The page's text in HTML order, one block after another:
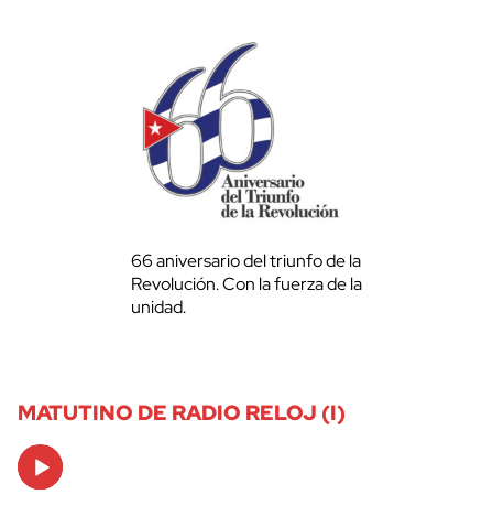
66 aniversario del triunfo de la
Revolución. Con la fuerza de la
unidad.
MATUTINO DE RADIO RELOJ (I)
Audio
Player